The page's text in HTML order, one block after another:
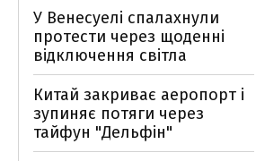
У Венесуелі спалахнули
протести через щоденні
відключення світла
Китай закриває аеропорт і
зупиняє потяги через
тайфун "Дельфін"